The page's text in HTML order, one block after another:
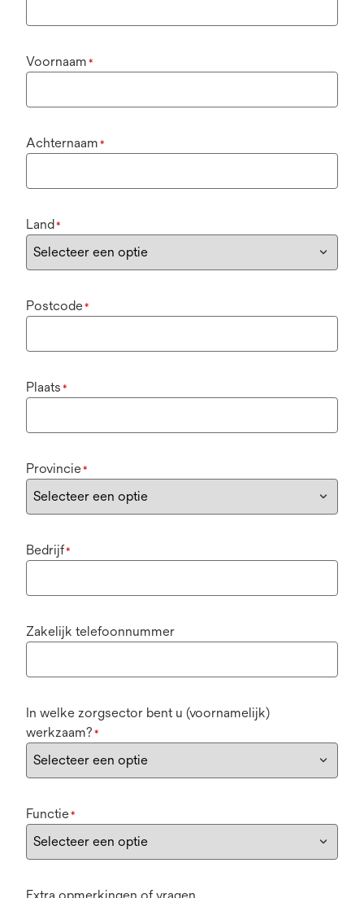
Voornaam *
Achternaam *
Land*
Postcode*
Plaats *
Provincie*
Bedrijf*
Zakelijk telefoonnummer
In welke zorgsector bent u (voornamelijk)
werkzaam? *
Functie*